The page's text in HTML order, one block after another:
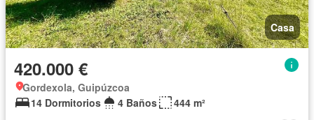
Casa
420.000 €
Gordexola, Guipúzcoa
14 Dormitorios
4 Baños 444 m²